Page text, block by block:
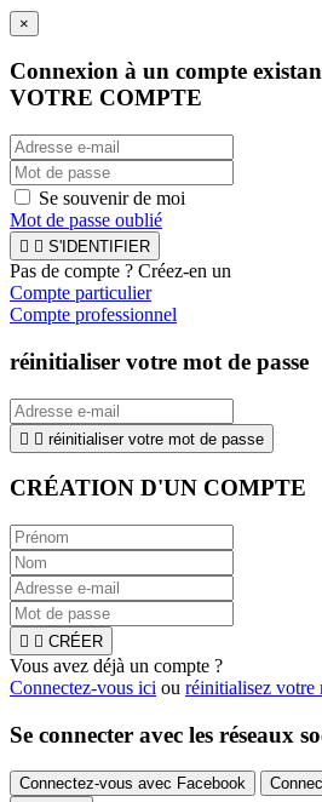
×
Connexion à un compte
VOTRE COMPTE
Se souvenir de moi
Mot de passe oublié
  S'IDENTIFIER
Pas de compte ? Créez-en un
Compte particulier
Compte professionnel
réinitialiser votre mot de passe
  réinitialiser votre mot de passe
CRÉATION D'UN COMPTE
  CRÉER
Vous avez déjà un compte ?
Connectez-vous ici ou réinitialisez votre
Se connecter avec les réseaux
Connectez-vous avec Facebook